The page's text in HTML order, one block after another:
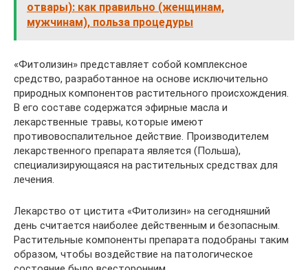
отвары): как правильно (женщинам,
мужчинам), польза процедуры
«Фитолизин» представляет собой комплексное
средство, разработанное на основе исключительно
природных компонентов растительного происхождения.
В его составе содержатся эфирные масла и
лекарственные травы, которые имеют
противовоспалительное действие. Производителем
лекарственного препарата является (Польша),
специализирующаяся на растительных средствах для
лечения.
Лекарство от цистита «Фитолизин» на сегодняшний
день считается наиболее действенным и безопасным.
Растительные компоненты препарата подобраны таким
образом, чтобы воздействие на патологическое